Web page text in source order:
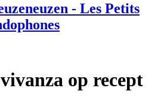
- Les Petits
op recept